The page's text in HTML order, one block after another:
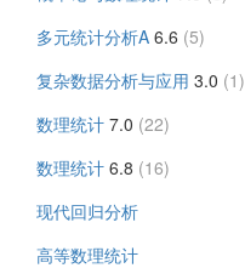
多元统计分析A 6.6 (5)
复杂数据分析与应用 3.0 (1)
数理统计 7.0 (22)
数理统计 6.8 (16)
现代回归分析
高等数理统计